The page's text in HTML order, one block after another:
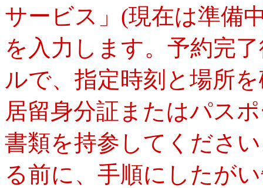
サービス」(現在は準備
を入力します。予約完
ルで、指定時刻と場所
居留身分証またはパス
書類を持参してくださ
る前に、手順にしたが